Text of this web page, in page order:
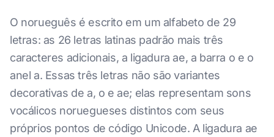
O norueguês é escrito em um alfabeto de 29
letras: as 26 letras latinas padrão mais três
caracteres adicionais, a ligadura ae, a barra o e o
anel a. Essas três letras não são variantes
decorativas de a, o e ae; elas representam sons
vocálicos noruegueses distintos com seus
próprios pontos de código Unicode. A ligadura ae